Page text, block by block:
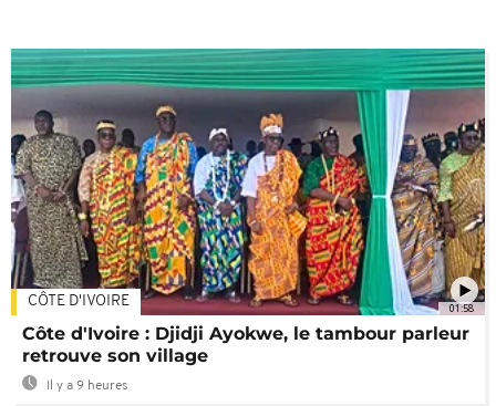
01:58
CÔTE D'IVOIRE
Côte d'Ivoire : Djidji Ayokwe, le tambour parleur
retrouve son village
Il y a 9 heures